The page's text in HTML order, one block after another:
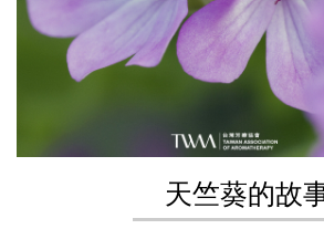
天竺葵的故